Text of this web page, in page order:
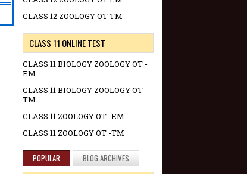
CLASS 12 ZOOLOGY OT TM
CLASS 11 ONLINE TEST
CLASS 11 BIOLOGY ZOOLOGY OT -
EM
CLASS 11 BIOLOGY ZOOLOGY OT -
TM
CLASS 11 ZOOLOGY OT -EM
CLASS 11 ZOOLOGY OT -TM
POPULAR BLOG ARCHIVES